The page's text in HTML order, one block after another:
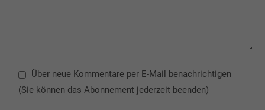
Über neue Kommentare per E-Mail benachrichtigen
(Sie können das Abonnement jederzeit beenden)